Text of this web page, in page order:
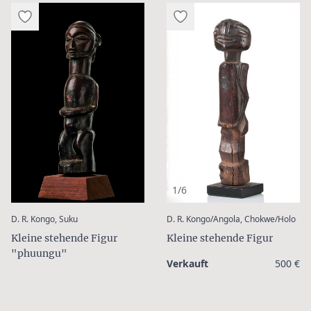
D. R. Kongo, Suku:
Kleine stehende Figur
"phuungu"
1/6
D. R. Kongo/Angola, Chokwe/Holo:
Kleine stehende Figur
Verkauft 500 €